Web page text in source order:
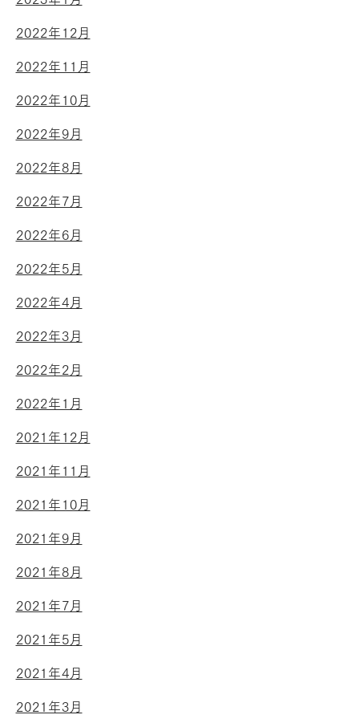
2022年12月
2022年11月
2022年10月
2022年9月
2022年8月
2022年7月
2022年6月
2022年5月
2022年4月
2022年3月
2022年2月
2022年1月
2021年12月
2021年11月
2021年10月
2021年9月
2021年8月
2021年7月
2021年5月
2021年4月
2021年3月